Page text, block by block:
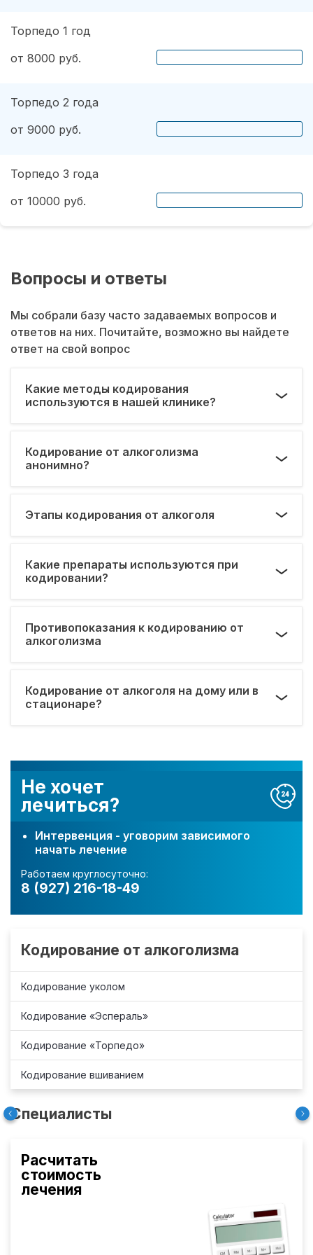
Не хочет
лечиться?
Интервенция - уговорим зависимого
начать лечение
Работаем круглосуточно:
8 (927) 216-18-49
Кодирование от алкоголизма
Кодирование уколом
Кодирование «Эспераль»
Кодирование «Торпедо»
Кодирование вшиванием
Специалисты
Расчитать
стоимость
лечения
Торпедо 1 год
от 8000 руб.
Торпедо 2 года
от 9000 руб.
Торпедо 3 года
от 10000 руб.
Вопросы и ответы
Мы собрали базу часто задаваемых вопросов и
ответов на них. Почитайте, возможно вы найдете
ответ на свой вопрос
Какие методы кодирования
используются в нашей клинике?
Кодирование от алкоголизма
анонимно?
Этапы кодирования от алкоголя
Какие препараты используются при
кодировании?
Противопоказания к кодированию от
алкоголизма
Кодирование от алкоголя на дому или в
стационаре?